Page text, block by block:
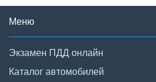
Меню
Экзамен ПДД онлайн
Каталог автомобилей